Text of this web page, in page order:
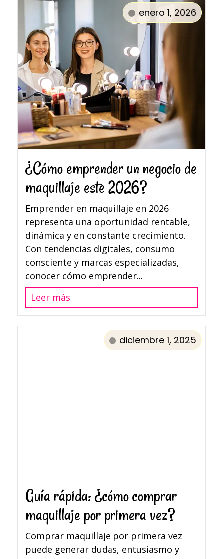
¿Cómo emprender un negocio de
maquillaje este 2026?
enero 1, 2026
Emprender en maquillaje en 2026
representa una oportunidad rentable,
dinámica y en constante crecimiento.
Con tendencias digitales, consumo
consciente y marcas especializadas,
conocer cómo emprender...
Leer más
Guía rápida: ¿cómo comprar
maquillaje por primera vez?
diciembre 1, 2025
Comprar maquillaje por primera vez
puede generar dudas, entusiasmo y